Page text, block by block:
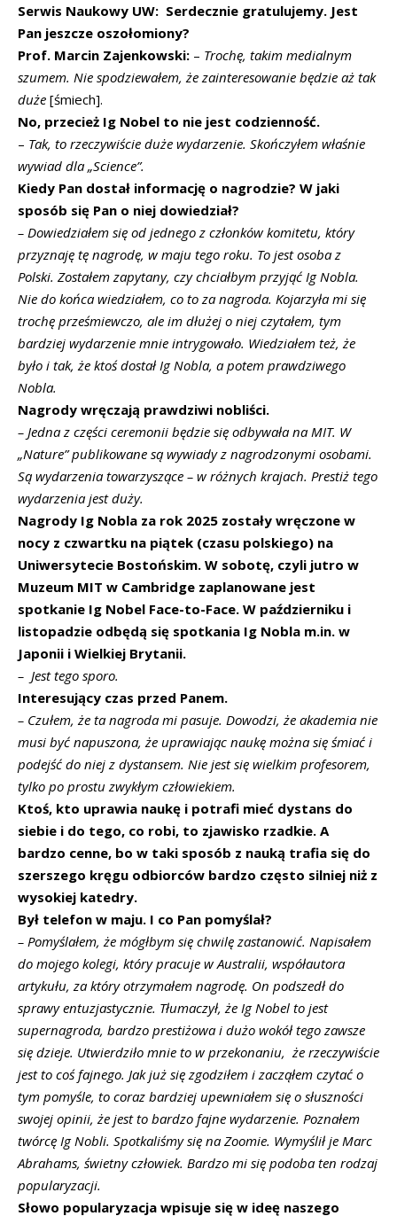
Serwis Naukowy UW: Serdecznie gratulujemy. Jest
Pan jeszcze oszołomiony?
Prof. Marcin Zajenkowski: – Trochę, takim medialnym
szumem. Nie spodziewałem, że zainteresowanie będzie aż tak
duże [śmiech].
No, przecież Ig Nobel to nie jest codzienność.
– Tak, to rzeczywiście duże wydarzenie. Skończyłem właśnie
wywiad dla „Science”.
Kiedy Pan dostał informację o nagrodzie? W jaki
sposób się Pan o niej dowiedział?
– Dowiedziałem się od jednego z członków komitetu, który
przyznaję tę nagrodę, w maju tego roku. To jest osoba z
Polski. Zostałem zapytany, czy chciałbym przyjąć Ig Nobla.
Nie do końca wiedziałem, co to za nagroda. Kojarzyła mi się
trochę prześmiewczo, ale im dłużej o niej czytałem, tym
bardziej wydarzenie mnie intrygowało. Wiedziałem też, że
było i tak, że ktoś dostał Ig Nobla, a potem prawdziwego
Nobla.
Nagrody wręczają prawdziwi nobliści.
– Jedna z części ceremonii będzie się odbywała na MIT. W
„Nature” publikowane są wywiady z nagrodzonymi osobami.
Są wydarzenia towarzyszące – w różnych krajach. Prestiż tego
wydarzenia jest duży.
Nagrody Ig Nobla za rok 2025 zostały wręczone w
nocy z czwartku na piątek (czasu polskiego) na
Uniwersytecie Bostońskim. W sobotę, czyli jutro w
Muzeum MIT w Cambridge zaplanowane jest
spotkanie Ig Nobel Face-to-Face. W październiku i
listopadzie odbędą się spotkania Ig Nobla m.in. w
Japonii i Wielkiej Brytanii.
– Jest tego sporo.
Interesujący czas przed Panem.
– Czułem, że ta nagroda mi pasuje. Dowodzi, że akademia nie
musi być napuszona, że uprawiając naukę można się śmiać i
podejść do niej z dystansem. Nie jest się wielkim profesorem,
tylko po prostu zwykłym człowiekiem.
Ktoś, kto uprawia naukę i potrafi mieć dystans do
siebie i do tego, co robi, to zjawisko rzadkie. A
bardzo cenne, bo w taki sposób z nauką trafia się do
szerszego kręgu odbiorców bardzo często silniej niż z
wysokiej katedry.
Był telefon w maju. I co Pan pomyślał?
– Pomyślałem, że mógłbym się chwilę zastanowić. Napisałem
do mojego kolegi, który pracuje w Australii, współautora
artykułu, za który otrzymałem nagrodę. On podszedł do
sprawy entuzjastycznie. Tłumaczył, że Ig Nobel to jest
supernagroda, bardzo prestiżowa i dużo wokół tego zawsze
się dzieje. Utwierdziło mnie to w przekonaniu, że rzeczywiście
jest to coś fajnego. Jak już się zgodziłem i zacząłem czytać o
tym pomyśle, to coraz bardziej upewniałem się o słuszności
swojej opinii, że jest to bardzo fajne wydarzenie. Poznałem
twórcę Ig Nobli. Spotkaliśmy się na Zoomie. Wymyślił je Marc
Abrahams, świetny człowiek. Bardzo mi się podoba ten rodzaj
popularyzacji.
Słowo popularyzacja wpisuje się w ideę naszego